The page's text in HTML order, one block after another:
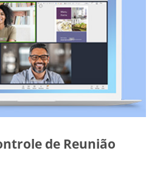
de Reunião